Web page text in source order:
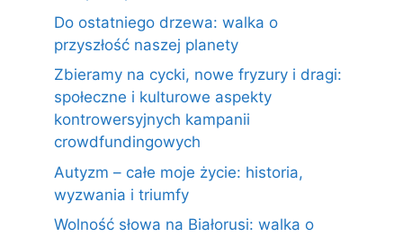
Do ostatniego drzewa: walka o
przyszłość naszej planety
Zbieramy na cycki, nowe fryzury i dragi:
społeczne i kulturowe aspekty
kontrowersyjnych kampanii
crowdfundingowych
Autyzm – całe moje życie: historia,
wyzwania i triumfy
Wolność słowa na Białorusi: walka o